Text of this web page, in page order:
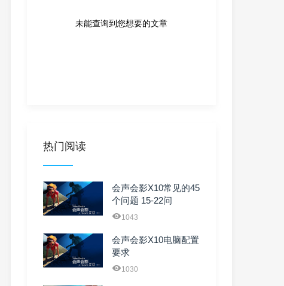
未能查询到您想要的文章
热门阅读
会声会影X10常见的45
个问题 15-22问
1043
会声会影X10电脑配置
要求
1030